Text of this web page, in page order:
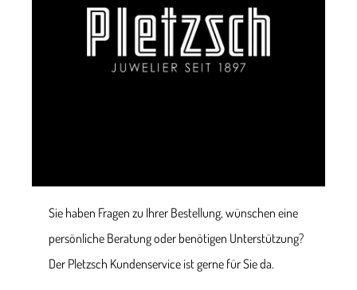
Sie haben Fragen zu Ihrer Bestellung, wünschen eine
persönliche Beratung oder benötigen Unterstützung?
Der Pletzsch Kundenservice ist gerne für Sie da.